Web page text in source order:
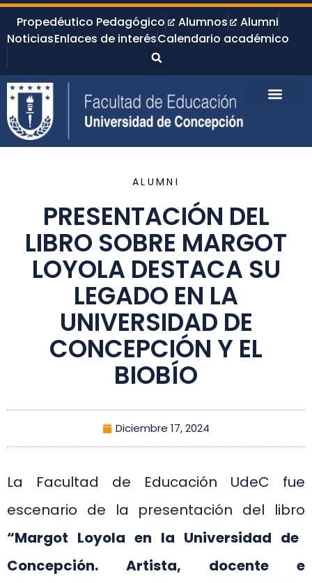
Propedéutico Pedagógico Alumnos
Alumni
NoticiasEnlaces de interésCalendario académico
ALUMNI
PRESENTACIÓN DEL
LIBRO SOBRE MARGOT
LOYOLA DESTACA SU
LEGADO EN LA
UNIVERSIDAD DE
CONCEPCIÓN Y EL
BIOBÍO
Diciembre 17, 2024
La Facultad de Educación UdeC fue
escenario de la presentación del libro
“Margot Loyola en la Universidad de
Concepción. Artista, docente e